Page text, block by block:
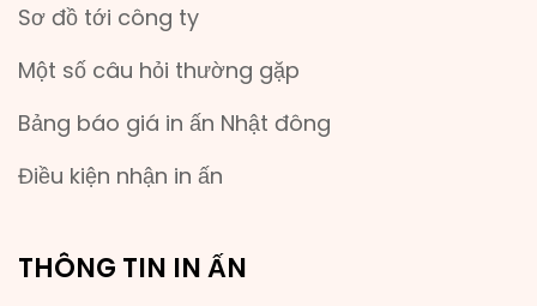
Sơ đồ tới công ty
Một số câu hỏi thường gặp
Bảng báo giá in ấn Nhật đông
Điều kiện nhận in ấn
THÔNG TIN IN ẤN